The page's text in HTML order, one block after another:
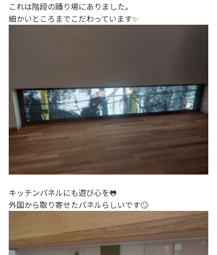
これは階段の踊り場にありました。
細かいところまでこだわっています✨
キッチンパネルにも遊び心を🐸
外国から取り寄せたパネルらしいです🙄